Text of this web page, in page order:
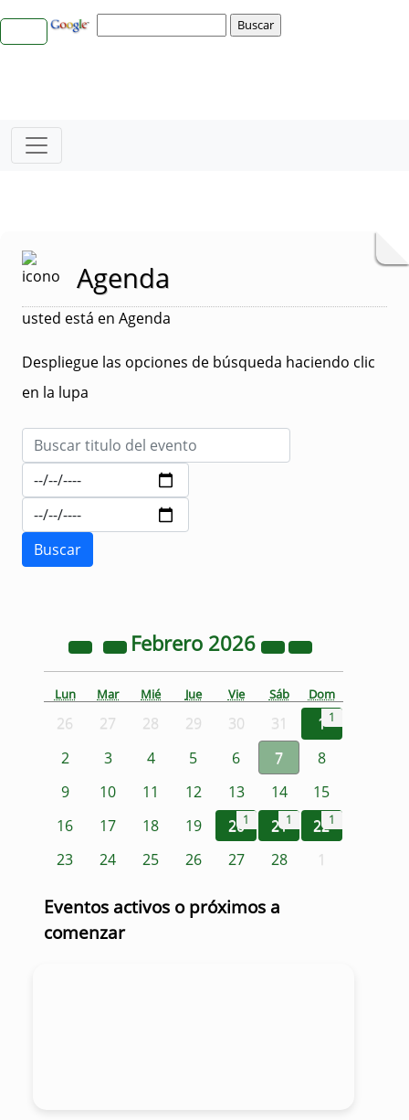
Agenda
usted está en Agenda
Despliegue las opciones de búsqueda haciendo clic
en la lupa
Febrero 2026
Lun Mar Mié Jue Vie Sáb Dom
26 27 28 29 30 31 1 1
2 3 4 5 6 7
8
9
10 11 12 13 14
15
16
17 18 19 201 211 221
23 24 25 26 27 28 1
Eventos activos o próximos a
comenzar